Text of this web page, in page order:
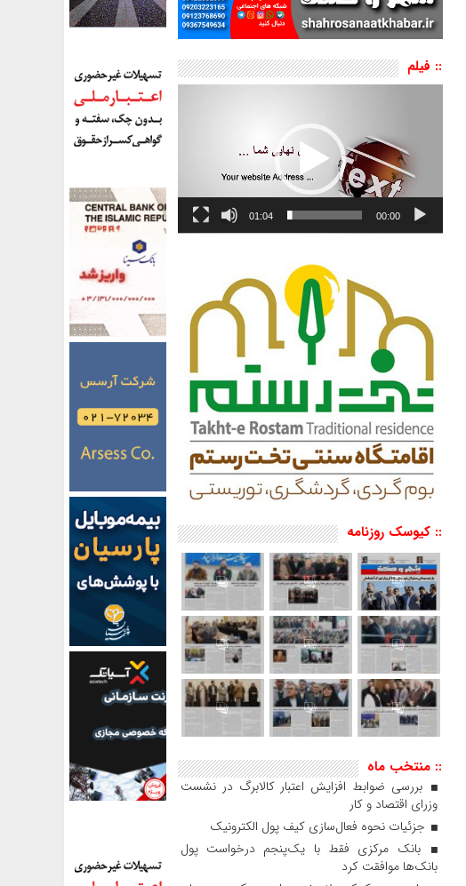
:: فیلم
نمایشگر
00:00
01:04
:: کیوسک روزنامه
:: منتخب ماه
بررسی ضوابط افزایش اعتبار کالابرگ در نشست
وزرای اقتصاد و کار
جزئیات نحوه فعال‌سازی کیف پول الکترونیک
بانک مرکزی فقط با یک‌‎پنجم درخواست پول
بانک‌ها موافقت کرد